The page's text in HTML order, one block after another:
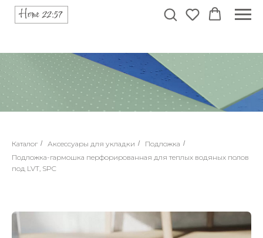
Каталог / Аксессуары для укладки / Подложка /
Подложка-гармошка перфорированная для теплых водяных полов
под LVT, SPC